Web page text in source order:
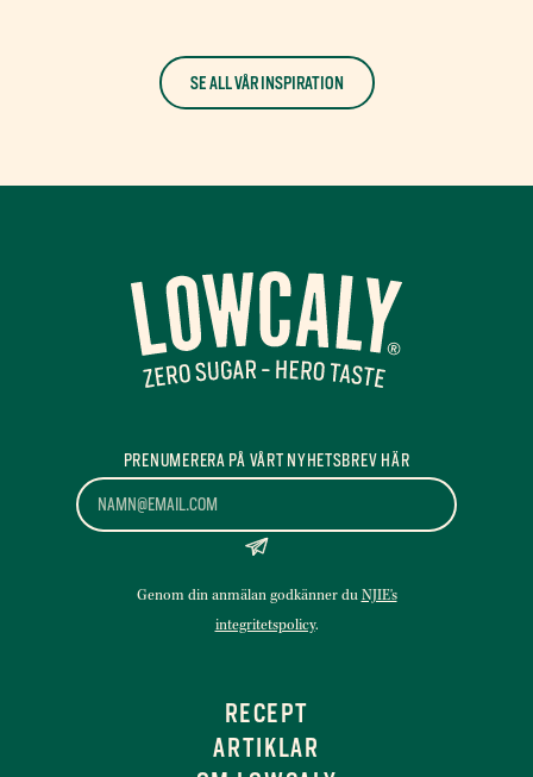
SE ALL VÅR INSPIRATION
PRENUMERERA PÅ VÅRT NYHETSBREV HÄR
Genom din anmälan godkänner du NJIE's
integritetspolicy.
RECEPT
ARTIKLAR